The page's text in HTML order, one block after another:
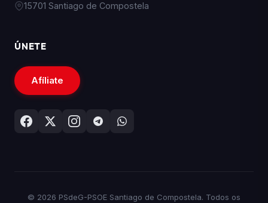
15701 Santiago de Compostela
ÚNETE
Afíliate
© 2026 PSdeG-PSOE Santiago de Compostela. Todos os